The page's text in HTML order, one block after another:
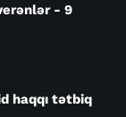
- 9
haqqı tətbiq